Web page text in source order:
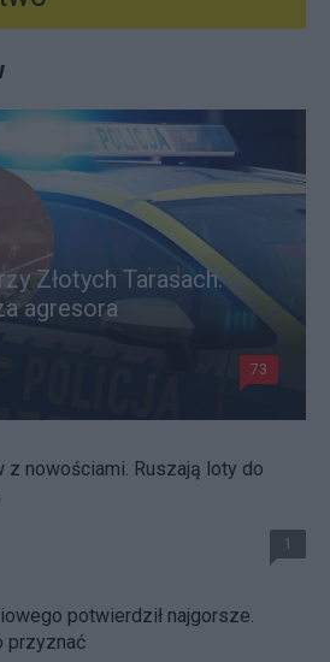
Złotych Tarasach.
agresora
73
z nowościami. Ruszają loty do
1
potwierdził najgorsze.
przyznać